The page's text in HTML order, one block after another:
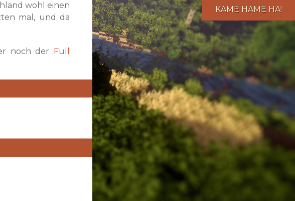
KAME HAME HA!
wohl einen
mal, und da
noch der Full